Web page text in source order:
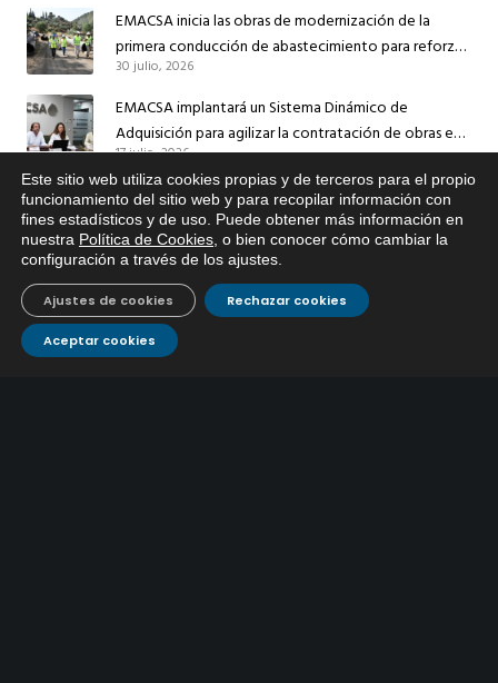
EMACSA inicia las obras de modernización de la
primera conducción de abastecimiento para reforzar
el suministro de agua de Córdoba
30 julio, 2026
EMACSA implantará un Sistema Dinámico de
Adquisición para agilizar la contratación de obras en
sus redes e instalaciones
17 julio, 2026
EMACSA inicia hoy las obras de una nueva arteria de
abastecimiento y una red de agua no potable en
Ingeniero Ruiz de Azúa
13 julio, 2026
Caracterización ZA Córdoba Red Quemadas- 1ª Sem
2026
9 julio, 2026
Este sitio web utiliza cookies propias y de terceros para el propio
funcionamiento del sitio web y para recopilar información con
fines estadísticos y de uso. Puede obtener más información en
nuestra Política de Cookies , o bien conocer cómo cambiar la
configuración a través de los ajustes
Aceptar cookies
Rechazar cookies
Ajustes de cookies
Si tiene cualquier duda sobre
EMACSA, haga click abajo.